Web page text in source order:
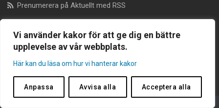
Vi använder kakor för att ge dig en bättre
upplevelse av vår webbplats.
Här kan du läsa om hur vi hanterar kakor
Anpassa Avvisa alla Acceptera alla
Prenumerera på Aktuellt med RSS
Dataskyddsombud
dataskyddsombudet@genteknik.se